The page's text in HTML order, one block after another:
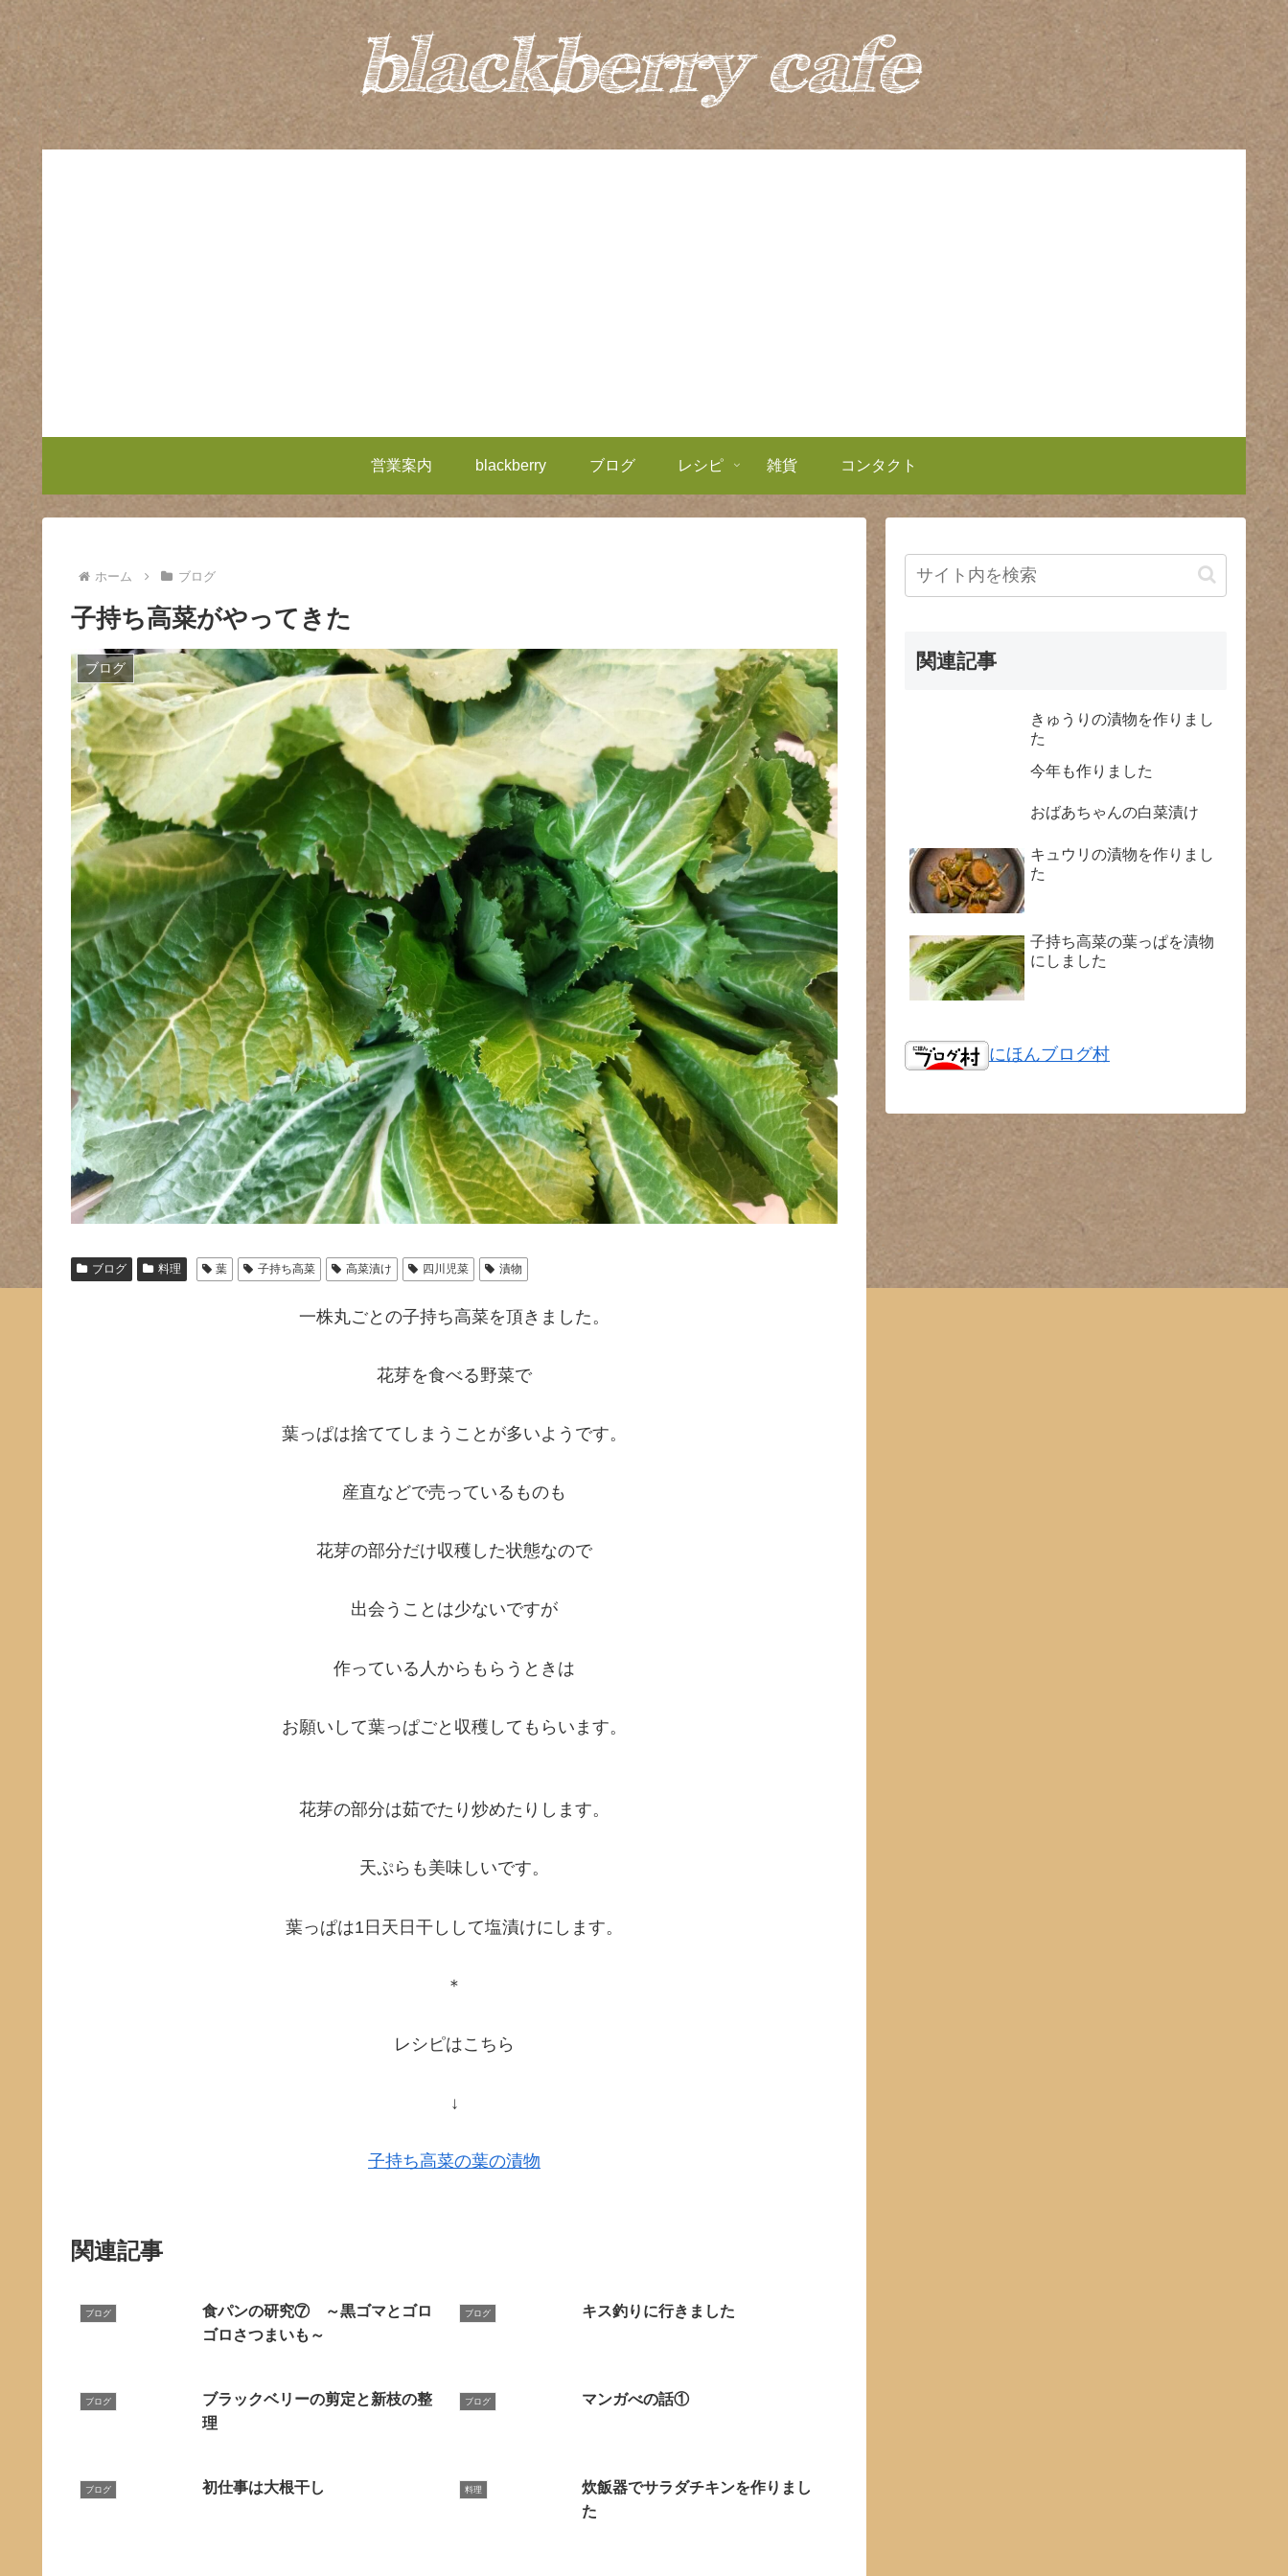
営業案内 blackberry ブログ レシピ 雑貨 コンタクト
ホーム ブログ
子持ち高菜がやってきた
ブログ
ブログ 料理 葉 子持ち高菜 高菜漬け 四川児菜 漬物
一株丸ごとの子持ち高菜を頂きました。
花芽を食べる野菜で
葉っぱは捨ててしまうことが多いようです。
産直などで売っているものも
花芽の部分だけ収穫した状態なので
出会うことは少ないですが
作っている人からもらうときは
お願いして葉っぱごと収穫してもらいます。
花芽の部分は茹でたり炒めたりします。
天ぷらも美味しいです。
葉っぱは1日天日干しして塩漬けにします。
＊
レシピはこちら
↓
子持ち高菜の葉の漬物
関連記事
ブログ
食パンの研究⑦ ～黒ゴマとゴロ
ゴロさつまいも～
ブログ キス釣りに行きました
ブログ
ブラックベリーの剪定と新枝の整
理
ブログ マンガべの話①
ブログ 初仕事は大根干し 料理
炊飯器でサラダチキンを作りまし
た
関連記事
きゅうりの漬物を作りまし
た
今年も作りました
おばあちゃんの白菜漬け
キュウリの漬物を作りまし
た
子持ち高菜の葉っぱを漬物
にしました
にほんブログ村